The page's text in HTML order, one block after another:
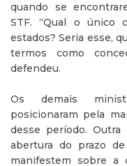
quando se
STF. “Qual o único
estados? Seria esse,
termos como
defendeu.
Os demais
posicionaram pela
desse período.
abertura do prazo
manifestem sobre a